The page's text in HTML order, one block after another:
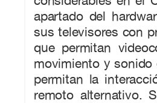
apartado del
sus televisores con
que permitan
movimiento y
permitan la
remoto alternativo.